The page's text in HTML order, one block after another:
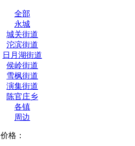
全部
永城
城关街道
沱滨街道
日月湖街道
侯岭街道
雪枫街道
演集街道
陈官庄乡
各镇
周边
价格：